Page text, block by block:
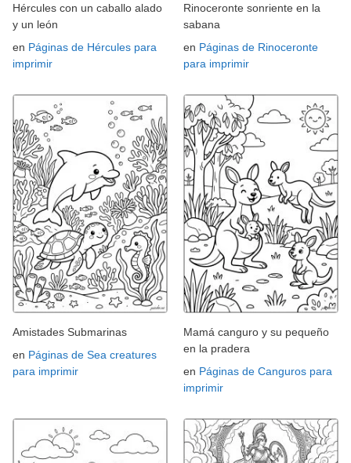
Hércules con un caballo alado
y un león
en Páginas de Hércules para
imprimir
Rinoceronte sonriente en la
sabana
en Páginas de Rinoceronte
para imprimir
Amistades Submarinas
en Páginas de Sea creatures
para imprimir
Mamá canguro y su pequeño
en la pradera
en Páginas de Canguros para
imprimir